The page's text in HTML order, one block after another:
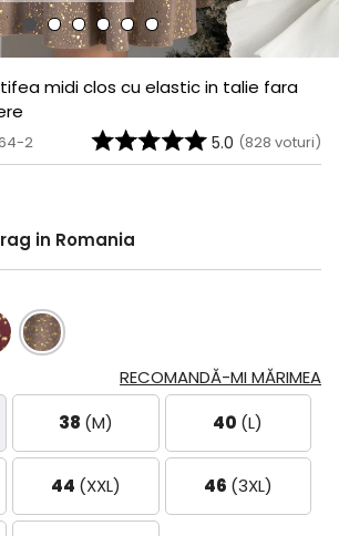
midi clos cu elastic in talie fara
2 5.0 (828 voturi)
in Romania
RECOMANDĂ-MI MĂRIMEA
38 (M) 40 (L)
44 (XXL) 46 (3XL)